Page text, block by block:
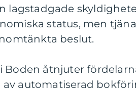
lagstadgade
status, men
beslut.
Boden åtnjuter
automatiserad